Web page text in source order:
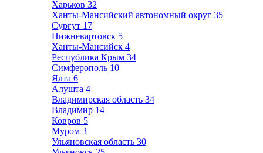
Харьков 32
Ханты-Мансийский автономный округ 35
Сургут 17
Нижневартовск 5
Ханты-Мансийск 4
Республика Крым 34
Симферополь 10
Ялта 6
Алушта 4
Владимирская область 34
Владимир 14
Ковров 5
Муром 3
Ульяновская область 30